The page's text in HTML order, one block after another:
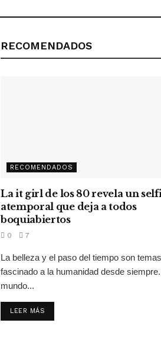
RECOMENDADOS
RECOMENDADOS
La it girl de los 80 revela un
atemporal que deja a todos
boquiabiertos
0 7
La belleza y el paso del tiempo son
fascinado a la humanidad desde
mundo...
LEER MÁS